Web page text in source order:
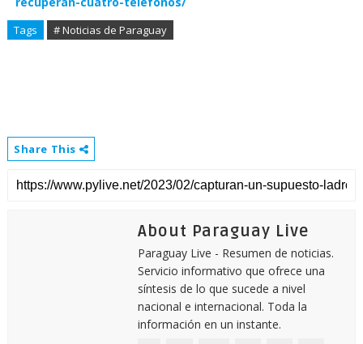
Tags # Noticias de Paraguay
Share This
About Paraguay Live
Paraguay Live - Resumen de noticias.
Servicio informativo que ofrece una
síntesis de lo que sucede a nivel
nacional e internacional. Toda la
información en un instante.